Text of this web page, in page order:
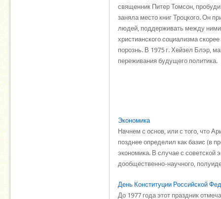
священник Питер Томсон,
заняла место книг Троцкого. Он
людей, поддерживать между ними
христианского социализма
порознь. В 1975 г. Хейзел Блэр,
переживания будущего политика.
Экономика
Начнем с основ, или с того, что
позднее определил как базис (в
экономика. В случае с советской
дообщественно-научного,
День Конституции Российской
До 1977 года этот праздник